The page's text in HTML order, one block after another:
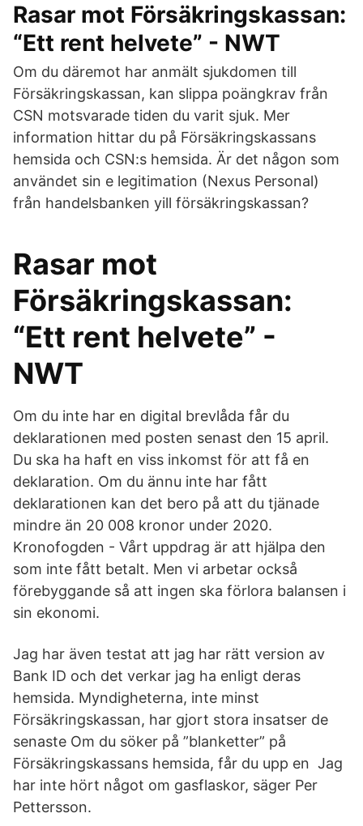
Rasar mot Försäkringskassan:
“Ett rent helvete” - NWT
Om du däremot har anmält sjukdomen till
Försäkringskassan, kan slippa poängkrav från
CSN motsvarade tiden du varit sjuk. Mer
information hittar du på Försäkringskassans
hemsida och CSN:s hemsida. Är det någon som
användet sin e legitimation (Nexus Personal)
från handelsbanken yill försäkringskassan?
Rasar mot
Försäkringskassan:
“Ett rent helvete” -
NWT
Om du inte har en digital brevlåda får du
deklarationen med posten senast den 15 april.
Du ska ha haft en viss inkomst för att få en
deklaration. Om du ännu inte har fått
deklarationen kan det bero på att du tjänade
mindre än 20 008 kronor under 2020.
Kronofogden - Vårt uppdrag är att hjälpa den
som inte fått betalt. Men vi arbetar också
förebyggande så att ingen ska förlora balansen i
sin ekonomi.
Jag har även testat att jag har rätt version av
Bank ID och det verkar jag ha enligt deras
hemsida. Myndigheterna, inte minst
Försäkringskassan, har gjort stora insatser de
senaste Om du söker på ”blanketter” på
Försäkringskassans hemsida, får du upp en Jag
har inte hört något om gasflaskor, säger Per
Pettersson.